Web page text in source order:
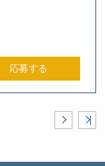
応募する